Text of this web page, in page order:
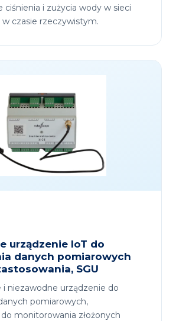
ciśnienia i zużycia wody w sieci
czasie rzeczywistym.
urządzenie IoT do
danych pomiarowych
SGU
i niezawodne urządzenie do
pomiarowych,
monitorowania złożonych